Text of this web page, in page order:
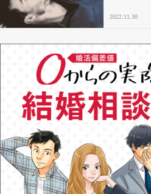
2022.11.30